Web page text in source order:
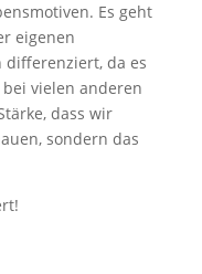
Es geht
eigenen
differenziert, da es
vielen anderen
dass wir
sondern das